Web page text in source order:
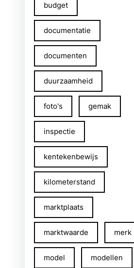
budget
documentatie
documenten
duurzaamheid
foto's gemak
inspectie
kentekenbewijs
kilometerstand
marktplaats
marktwaarde merk
model modellen